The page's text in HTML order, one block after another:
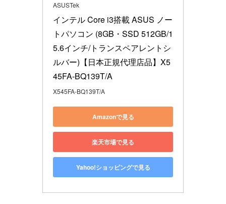
ASUSTek
インテル Core i3搭載 ASUS ノー
トパソコン (8GB・SSD 512GB/1
5.6インチ/トランスペアレントシ
ルバー)【日本正規代理店品】X5
45FA-BQ139T/A
X545FA-BQ139T/A
Amazonで見る
楽天市場で見る
Yahoo!ショッピングで見る